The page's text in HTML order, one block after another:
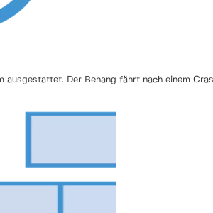
Der Behang fährt nach einem